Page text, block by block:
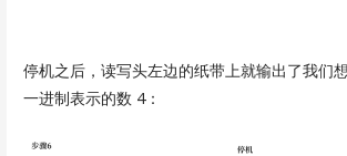
停机之后，读写头左边的纸带上就输出了我们
一进制表示的数 4：